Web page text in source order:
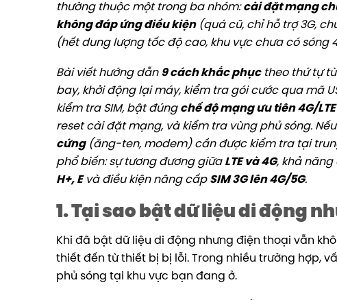
thường thuộc một trong ba nhóm:cài đặt mạng
không đáp ứng điều kiện(quá cũ, chỉ hỗ trợ 3G,
(hết dung lượng tốc độ cao, khu vực chưa có sóng
Bài viết hướng dẫn 9 cách khắc phụctheo thứ tự
bay, khởi động lại máy, kiểm tra gói cước qua mã
kiểm tra SIM, bật đúng chế độ mạng ưu tiên 4G/
reset cài đặt mạng, và kiểm tra vùng phủ sóng.
cứng(ăng-ten, modem) cần được kiểm tra tại
phổ biến: sự tương đương giữa LTE và 4G, khả năng
H+, Evà điều kiện nâng cấp SIM 3G lên 4G/5G.
1. Tại sao bật dữ liệu di động
Khi đã bật dữ liệu di động nhưng điện thoại vẫn
thiết đến từ thiết bị bị lỗi. Trong nhiều trường hợp,
phủ sóng tại khu vực bạn đang ở.